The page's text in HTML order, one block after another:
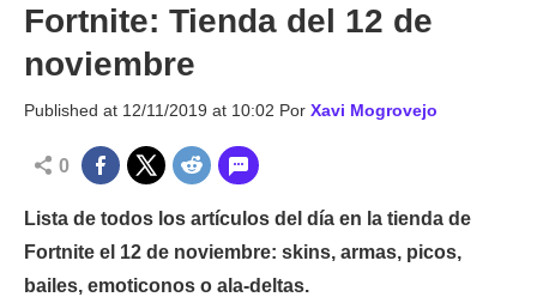
MGG
Fortnite: Tienda del 12 de
noviembre
Published at 12/11/2019 at 10:02 Por Xavi Mogrovejo
0
Lista de todos los artículos del día en la tienda de
Fortnite el 12 de noviembre: skins, armas, picos,
bailes, emoticonos o ala-deltas.